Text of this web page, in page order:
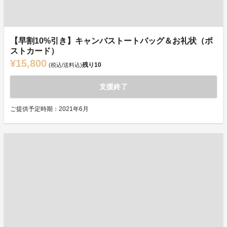
【早割10%引き】キャンバストートバッグ＆お礼状（ポ
ストカード）
¥15,800 (税込/送料込)残り10
支援終了
ご提供予定時期：2021年6月